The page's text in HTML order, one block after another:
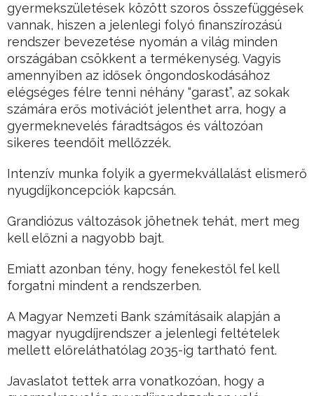
gyermekszületések között szoros összefüggések
vannak, hiszen a jelenlegi folyó finanszírozású
rendszer bevezetése nyomán a világ minden
országában csökkent a termékenység. Vagyis
amennyiben az idősek öngondoskodásához
elégséges félre tenni néhány “garast”, az sokak
számára erős motivációt jelenthet arra, hogy a
gyermeknevelés fáradtságos és változóan
sikeres teendőit mellőzzék.
Intenzív munka folyik a gyermekvállalást elismerő
nyugdíjkoncepciók kapcsán.
Grandiózus változások jöhetnek tehát, mert meg
kell előzni a nagyobb bajt.
Emiatt azonban tény, hogy fenekestől fel kell
forgatni mindent a rendszerben.
A Magyar Nemzeti Bank számításaik alapján a
magyar nyugdíjrendszer a jelenlegi feltételek
mellett előreláthatólag 2035-ig tartható fent.
Javaslatot tettek arra vonatkozóan, hogy a